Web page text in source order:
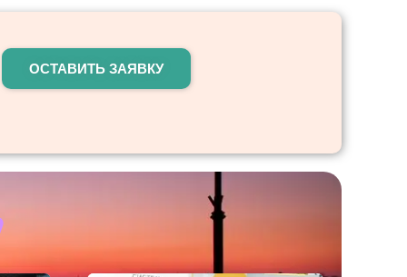
ОСТАВИТЬ ЗАЯВКУ